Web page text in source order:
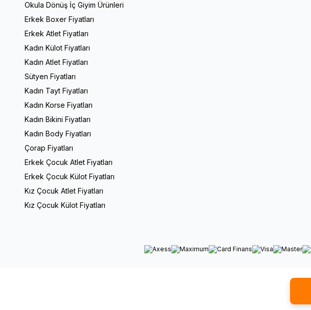
Okula Dönüş İç Giyim Ürünleri
Erkek Boxer Fiyatları
Erkek Atlet Fiyatları
Kadın Külot Fiyatları
Kadın Atlet Fiyatları
Sütyen Fiyatları
Kadın Tayt Fiyatları
Kadın Korse Fiyatları
Kadın Bikini Fiyatları
Kadın Body Fiyatları
Çorap Fiyatları
Erkek Çocuk Atlet Fiyatları
Erkek Çocuk Külot Fiyatları
Kız Çocuk Atlet Fiyatları
Kız Çocuk Külot Fiyatları